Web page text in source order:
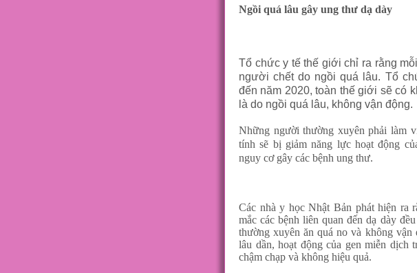
Ngồi quá lâu gây ung thư dạ dày
Tổ chức y tế thế giới chỉ ra rằng
người chết do ngồi quá lâu. Tổ
đến năm 2020, toàn thế giới sẽ có
là do ngồi quá lâu, không vận động.
Những người thường xuyên phải làm
tính sẽ bị giảm năng lực hoạt động
nguy cơ gây các bệnh ung thư.
Các nhà y học Nhật Bản phát hiện ra
mắc các bệnh liên quan đến dạ dày
thường xuyên ăn quá no và không vận
lâu dần, hoạt động của gen miễn dịch
chậm chạp và không hiệu quả.